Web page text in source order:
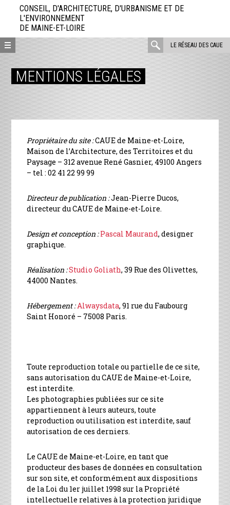
directement
contenu
CONSEIL, D'ARCHITECTURE, D'URBANISME ET DE
L'ENVIRONNEMENT
DE MAINE-ET-LOIRE
LE RÉSEAU DES CAUE
rechercher
MENTIONS LÉGALES
Propriétaire du site :CAUE de Maine-et-Loire,
Maison de l’Architecture, des Territoires et du
Paysage – 312 avenue René Gasnier, 49100 Angers
– tel : 02 41 22 99 99
Directeur de publication :Jean-Pierre Ducos,
directeur du CAUE de Maine-et-Loire.
Design et conception :Pascal Maurand, designer
graphique.
Réalisation :Studio Goliath, 39 Rue des Olivettes,
44000 Nantes.
Hébergement :Alwaysdata, 91 rue du Faubourg
Saint Honoré – 75008 Paris.
Toute reproduction totale ou partielle de ce site,
sans autorisation du CAUE de Maine-et-Loire,
est interdite.
Les photographies publiées sur ce site
appartiennent à leurs auteurs, toute
reproduction ou utilisation est interdite, sauf
autorisation de ces derniers.
Le CAUE de Maine-et-Loire, en tant que
producteur des bases de données en consultation
sur son site, et conformément aux dispositions
de la Loi du 1er juillet 1998 sur la Propriété
intellectuelle relatives à la protection juridique